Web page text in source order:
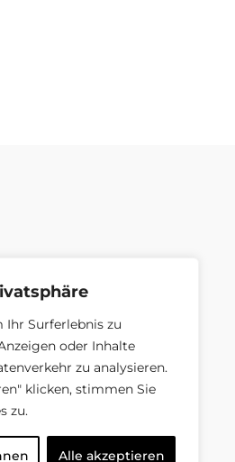
Ihr Surferlebnis zu
oder Inhalte
zu analysieren.
klicken, stimmen Sie
zu.
Alle akzeptieren